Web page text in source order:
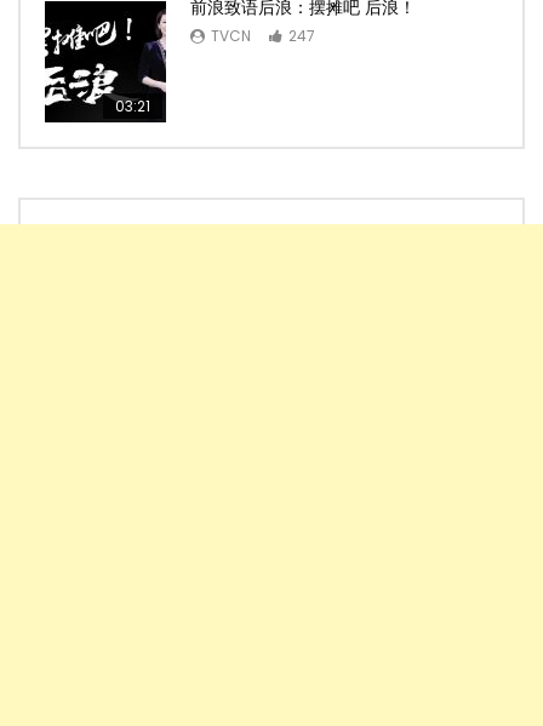
03:21
前浪致语后浪：摆摊吧 后浪！
TVCN 247